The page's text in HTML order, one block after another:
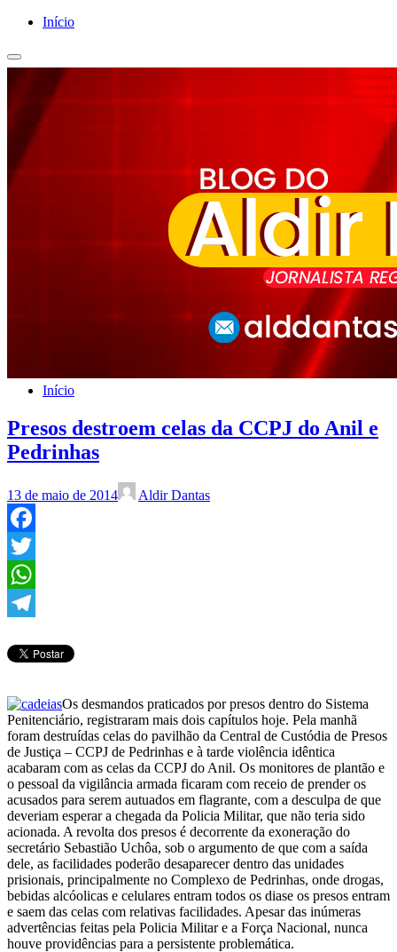
Início
Início
Presos destroem celas da CCPJ do Anil e
Pedrinhas
13 de maio de 2014 Aldir Dantas
Facebook
Twitter
WhatsApp
Os desmandos praticados por presos dentro do Sistema
Penitenciário, registraram mais dois capítulos hoje. Pela manhã
foram destruídas celas do pavilhão da Central de Custódia de Presos
de Justiça – CCPJ de Pedrinhas e à tarde violência idêntica
acabaram com as celas da CCPJ do Anil. Os monitores de plantão e
o pessoal da vigilância armada ficaram com receio de prender os
acusados para serem autuados em flagrante, com a desculpa de que
deveriam esperar a chegada da Policia Militar, que não teria sido
acionada. A revolta dos presos é decorrente da exoneração do
secretário Sebastião Uchôa, sob o argumento de que com a saída
dele, as facilidades poderão desaparecer dentro das unidades
prisionais, principalmente no Complexo de Pedrinhas, onde drogas,
bebidas alcóolicas e celulares entram todos os diase os presos entram
e saem das celas com relativas facilidades. Apesar das inúmeras
advertências feitas pela Policia Militar e a Força Nacional, nunca
houve providências para a persistente problemática.